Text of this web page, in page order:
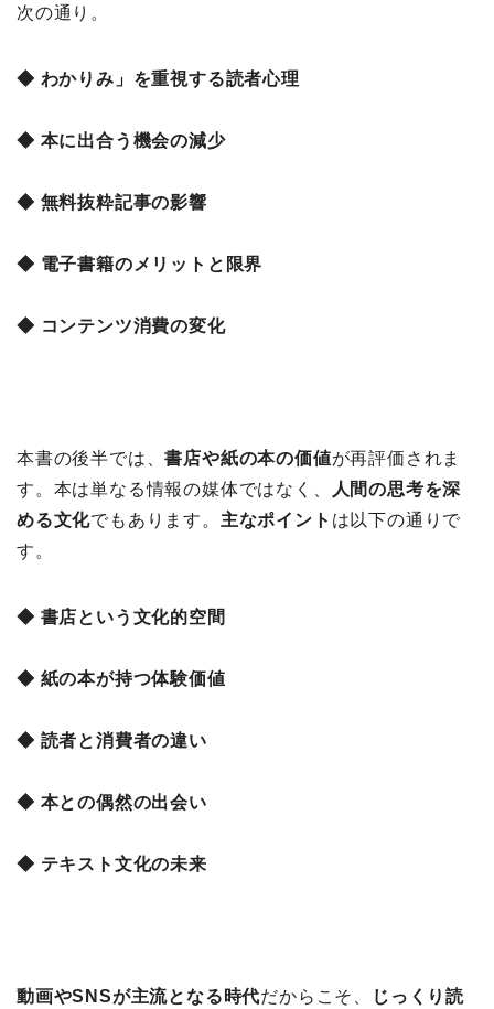
次の通り。
◆ わかりみ」を重視する読者心理
◆ 本に出合う機会の減少
◆ 無料抜粋記事の影響
◆ 電子書籍のメリットと限界
◆ コンテンツ消費の変化
本書の後半では、書店や紙の本の価値が再評価されま
す。本は単なる情報の媒体ではなく、
人間の思考を深
める文化でもあります。 主なポイント は以下の通りで
す。
◆ 書店という文化的空間
◆ 紙の本が持つ体験価値
◆ 読者と消費者の違い
◆ 本との偶然の出会い
◆ テキスト文化の未来
動画やSNSが主流となる時代だからこそ、
じっくり読